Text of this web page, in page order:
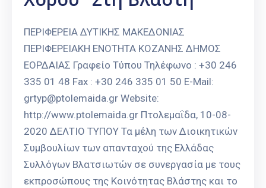
ΠΕΡΙΦΕΡΕΙΑ ΔΥΤΙΚΗΣ ΜΑΚΕΔΟΝΙΑΣ
ΠΕΡΙΦΕΡΕΙΑΚΗ ΕΝΟΤΗΤΑ ΚΟΖΑΝΗΣ ΔΗΜΟΣ
ΕΟΡΔΑΙΑΣ Γραφείο Τύπου Τηλέφωνο : +30 246
335 01 48 Fax : +30 246 335 01 50 E-Mail:
grtyp@ptolemaida.gr Website:
http://www.ptolemaida.gr Πτολεμαΐδα, 10-08-
2020 ΔΕΛΤΙΟ ΤΥΠΟΥ Τα μέλη των Διοικητικών
Συμβουλίων των απανταχού της Ελλάδας
Συλλόγων Βλατσιωτών σε συνεργασία με τους
εκπροσώπους της Κοινότητας Βλάστης και το